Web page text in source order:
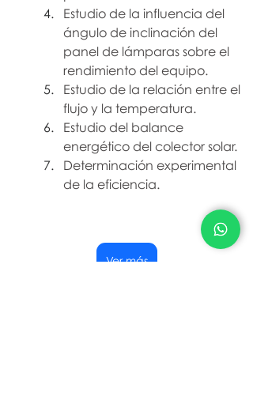
Estudio de la influencia del
ángulo de inclinación del
panel de lámparas sobre el
rendimiento del equipo.
Estudio de la relación entre el
flujo y la temperatura.
Estudio del balance
energético del colector solar.
Determinación experimental
de la eficiencia.
Ver más